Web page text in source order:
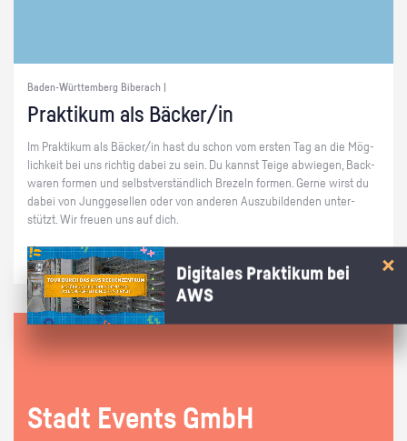
Baden-Württemberg Biberach |
Prak­ti­kum als Bä­cker/in
Im Prak­ti­kum als Bä­cker/in hast du schon vom ers­ten Tag an die Mög­
lich­keit bei uns rich­tig dabei zu sein. Du kannst Teige ab­wie­gen, Back­
wa­ren for­men und selbst­ver­ständ­lich Bre­zeln for­men. Gerne wirst du
dabei von Jung­ge­sel­len oder von an­de­ren Aus­zu­bil­den­den un­ter­
stützt. Wir freu­en uns auf dich.
Stadt Events GmbH
Digitales Praktikum bei
AWS